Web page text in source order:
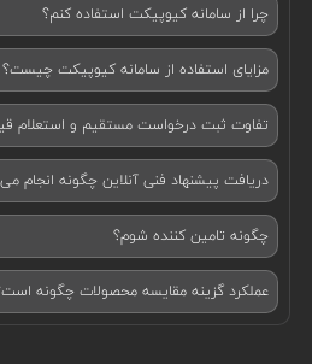
چرا از سامانه کیوپیکت استفاده کنم؟
مزایای استفاده از سامانه کیوپیکت چیست؟
تفاوت ثبت درخواست مستقیم و
دریافت پیشنهاد فنی آنلاین چگونه انجام
چگونه تامین کننده شوم؟
عملکرد گزینه مقایسه محصولات چگونه